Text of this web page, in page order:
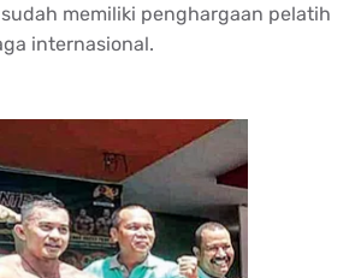
memiliki penghargaan pelatih
internasional.